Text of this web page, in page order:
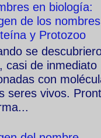
en biología:
de los nombres
y Protozoo
se
casi de inmediato
con
seres vivos.